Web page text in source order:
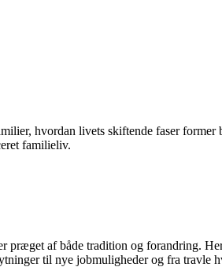
hvordan livets skiftende faser
familieliv.
præget af både tradition og forandring.
til nye jobmuligheder og fra travle